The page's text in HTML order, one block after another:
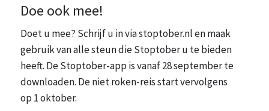
Doe ook mee!
Doet u mee? Schrijf u in via stoptober.nl en maak
gebruik van alle steun die Stoptober u te bieden
heeft. De Stoptober-app is vanaf 28 september te
downloaden. De niet roken-reis start vervolgens
op 1 oktober.